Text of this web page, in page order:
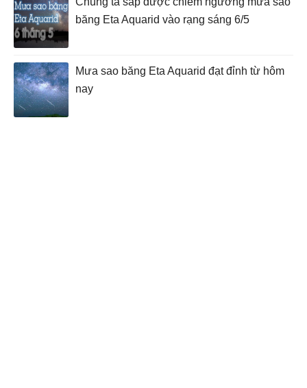
băng Eta Aquarid vào rạng sáng 6/5
Mưa sao băng Eta Aquarid đạt đỉnh từ hôm
nay